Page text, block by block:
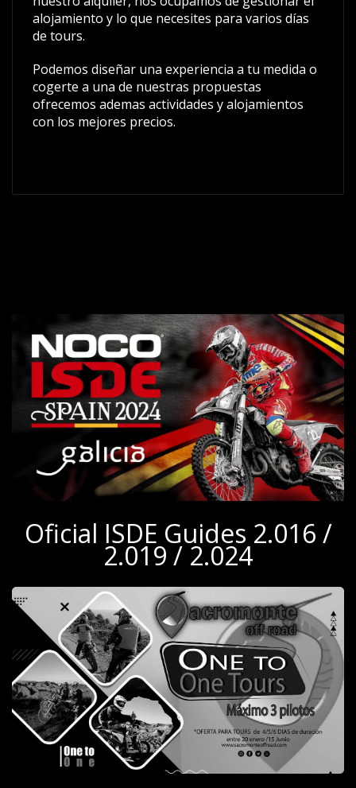
alojamiento y lo que necesites para varios días
de tours.
Podemos diseñar una experiencia a tu medida o
cogerte a una de nuestras propuestas
ofrecemos ademas actividades y alojamientos
con los mejores precios.
Oficial ISDE Guides 2.016 /
2.019 / 2.024